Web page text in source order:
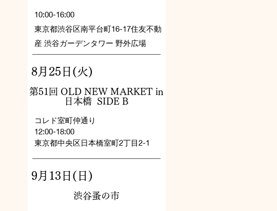
10:00-16:00
東京都渋谷区南平台町16-17住友不動
産 渋谷ガーデンタワー 野外広場
8月25日(火)
第51回 OLD NEW MARKET in
日本橋 SIDE B
コレド室町仲通り
12:00-18:00
東京都中央区日本橋室町2丁目2-1​
9月13日(日)
渋谷蚤の市